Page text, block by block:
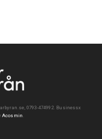
0793-474992. Businessx
Acosmin